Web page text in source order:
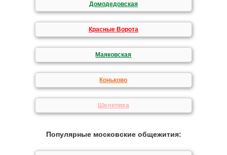
Домодедовская
Красные Ворота
Маяковская
Коньково
Шелепиха
Популярные московские общежития: